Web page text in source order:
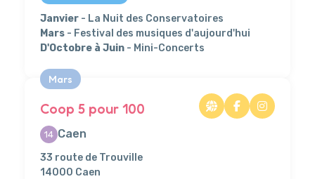
Janvier - La Nuit des Conservatoires
Mars - Festival des musiques d'aujourd'hui
D'Octobre à Juin - Mini-Concerts
Mars
Coop 5 pour 100
14 Caen
33 route de Trouville
14000 Caen